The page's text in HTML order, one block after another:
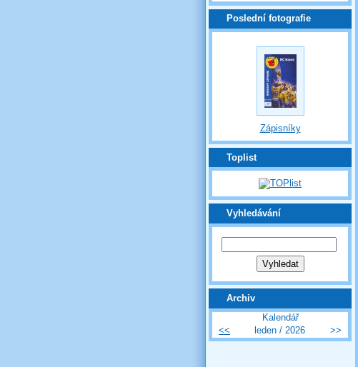
Poslední fotografie
Zápisníky
Toplist
Vyhledávání
Archiv
Kalendář
<<
leden / 2026 >>